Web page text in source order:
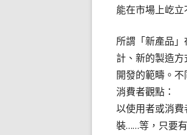
能在市場上屹立
所謂「新產品
計、新的製造
開發的範疇。
消費者觀點：
以使用者或消
裝……等，只要